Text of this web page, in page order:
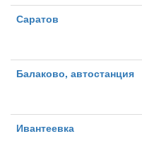
Саратов
Балаково, автостанция
Ивантеевка